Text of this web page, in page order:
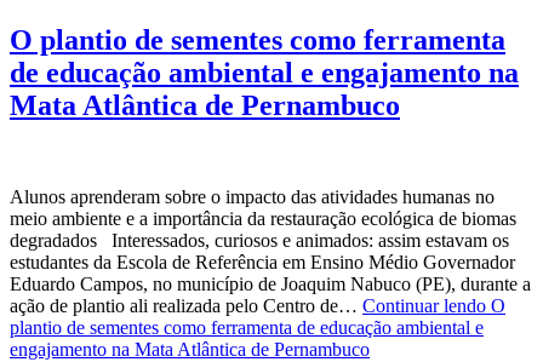
O plantio de sementes como ferramenta
de educação ambiental e engajamento na
Mata Atlântica de Pernambuco
Alunos aprenderam sobre o impacto das atividades humanas no
meio ambiente e a importância da restauração ecológica de biomas
degradados Interessados, curiosos e animados: assim estavam os
estudantes da Escola de Referência em Ensino Médio Governador
Eduardo Campos, no município de Joaquim Nabuco (PE), durante a
ação de plantio ali realizada pelo Centro de… Continuar lendo O
plantio de sementes como ferramenta de educação ambiental e
engajamento na Mata Atlântica de Pernambuco